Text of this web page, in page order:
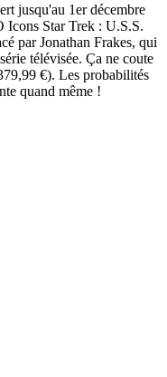
jusqu'au 1er décembre
Icons Star Trek : U.S.S.
par Jonathan Frakes, qui
télévisée. Ça ne coute
€). Les probabilités
quand même !